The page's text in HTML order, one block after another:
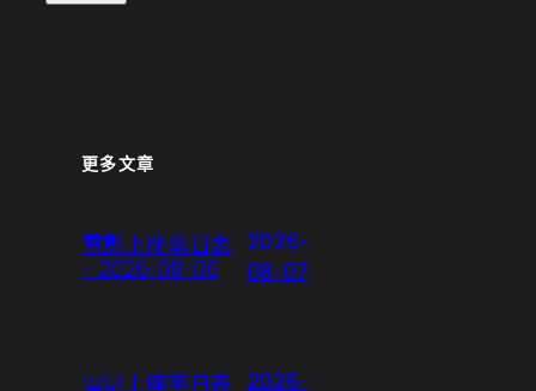
更多文章
電影上座率日表
– 2026-08-06
2026-
08-07
電影上座率日表 2026-